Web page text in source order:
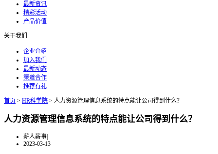
最新资讯
精彩活动
产品价值
关于我们
企业介绍
加入我们
最新动态
渠道合作
推荐有礼
首页 > HR科学院 > 人力资源管理信息系统的特点能让公司得到什么？
人力资源管理信息系统的特点能让公司得到什么？
薪人薪事|
2023-03-13